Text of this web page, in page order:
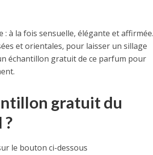
à la fois sensuelle, élégante et
et orientales, pour laisser un sillage
échantillon gratuit de ce parfum pour
gratuit du
?
le bouton ci-dessous